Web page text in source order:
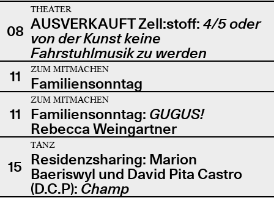
08
THEATER
AUSVERKAUFT Zell:stoff: 4/5 oder
von der Kunst keine
Fahrstuhlmusik zu werden
11
ZUM MITMACHEN
Familiensonntag
11
ZUM MITMACHEN
Familiensonntag: GUGUS!
Rebecca Weingartner
15
TANZ
Residenzsharing: Marion
Baeriswyl und David Pita Castro
(D.C.P): Champ